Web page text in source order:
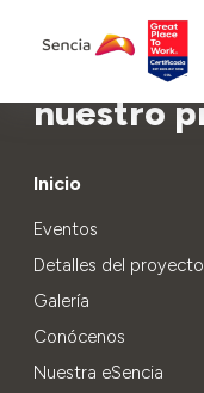
Aprende
nuestro
Inicio
Eventos
Detalles del proyecto
Galería
Conócenos
Nuestra eSencia